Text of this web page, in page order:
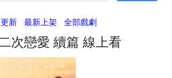
新 最新上架 全部戲劇
次戀愛 續篇 線上看